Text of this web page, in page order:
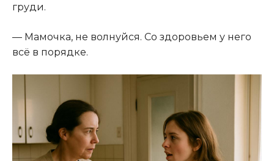
груди.
— Мамочка, не волнуйся. Со здоровьем у него
всё в порядке.